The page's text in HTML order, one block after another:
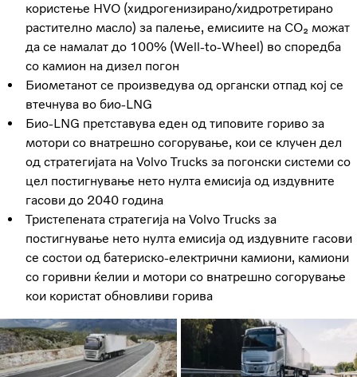
користење HVO (хидрогенизирано/хидротретирано
растително масло) за палење, емисиите на CO₂ можат
да се намалат до 100% (Well-to-Wheel) во споредба
со камион на дизел погон
Биометанот се произведува од органски отпад кој се
втечнува во био-LNG
Био-LNG претставува еден од типовите гориво за
мотори со внатрешно согорување, кои се клучен дел
од стратегијата на Volvo Trucks за погонски системи со
цел постигнување нето нулта емисија од издувните
гасови до 2040 година
Тристепената стратегија на Volvo Trucks за
постигнување нето нулта емисија од издувните гасови
се состои од батериско-електрични камиони, камиони
со горивни ќелии и мотори со внатрешно согорување
кои користат обновливи горива